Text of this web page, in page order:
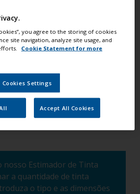
assegurar um teor de biocida
proteger o casco para toda a
necessária depende do
casco. Use a ferramenta Sectivo
correcto para as suas
nosso Estimador de Tinta
a quantidade de tinta
o tipo e as dimensões
you agree to the storing of cookies
site navigation, analyze site usage, and
Cookie Statement for more
Cookies Settings
Accept All Cookies